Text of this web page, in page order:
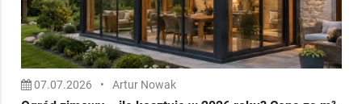
07.07.2026 • Artur Nowak